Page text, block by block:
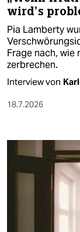
wird’s
Pia Lamberty
Frage nach, wie
zerbrechen.
Interview von
18.7.2026